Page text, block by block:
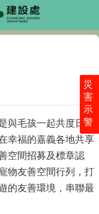
災
害
示
警
與毛孩一起共度日常
幸福的嘉義各地共享
空間招募及標章認
物友善空間行列，打
的友善環境，串聯最